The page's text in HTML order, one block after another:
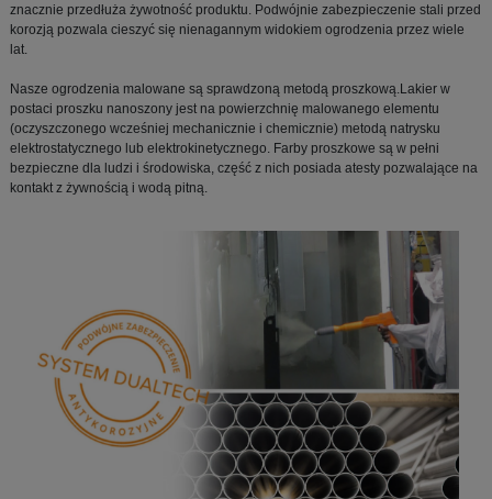
znacznie przedłuża żywotność produktu. Podwójnie zabezpieczenie stali przed
korozją pozwala cieszyć się nienagannym widokiem ogrodzenia przez wiele
lat.
Nasze ogrodzenia malowane są sprawdzoną metodą proszkową.Lakier w
postaci proszku nanoszony jest na powierzchnię malowanego elementu
(oczyszczonego wcześniej mechanicznie i chemicznie) metodą natrysku
elektrostatycznego lub elektrokinetycznego. Farby proszkowe są w pełni
bezpieczne dla ludzi i środowiska, część z nich posiada atesty pozwalające na
kontakt z żywnością i wodą pitną.